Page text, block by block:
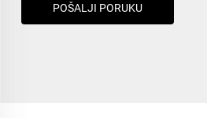
POŠALJI PORUKU